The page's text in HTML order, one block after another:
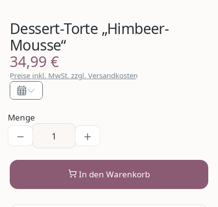
Dessert-Torte „Himbeer-
Mousse“
Regulärer Preis:
34,99 €
Preise inkl. MwSt. zzgl. Versandkosten
Menge
In den Warenkorb